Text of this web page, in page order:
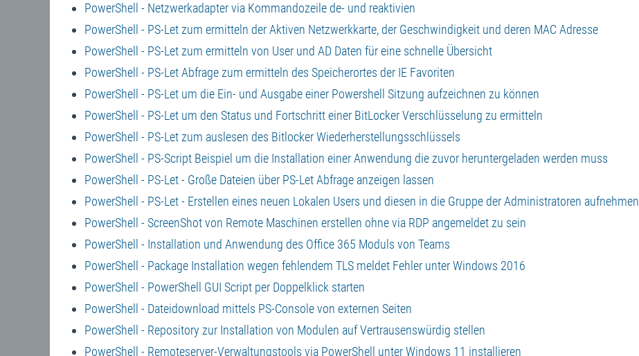
PowerShell - Netzwerkadapter via Kommandozeile de- und reaktivien
PowerShell - PS-Let zum ermitteln der Aktiven Netzwerkkarte, der Geschwindigkeit und deren MAC Adresse
PowerShell - PS-Let zum ermitteln von User und AD Daten für eine schnelle Übersicht
PowerShell - PS-Let Abfrage zum ermitteln des Speicherortes der IE Favoriten
PowerShell - PS-Let um die Ein- und Ausgabe einer Powershell Sitzung aufzeichnen zu können
PowerShell - PS-Let um den Status und Fortschritt einer BitLocker Verschlüsselung zu ermitteln
PowerShell - PS-Let zum auslesen des Bitlocker Wiederherstellungsschlüssels
PowerShell - PS-Script Beispiel um die Installation einer Anwendung die zuvor heruntergeladen werden muss
PowerShell - PS-Let - Große Dateien über PS-Let Abfrage anzeigen lassen
PowerShell - PS-Let - Erstellen eines neuen Lokalen Users und diesen in die Gruppe der Administratoren aufnehmen
PowerShell - ScreenShot von Remote Maschinen erstellen ohne via RDP angemeldet zu sein
PowerShell - Installation und Anwendung des Office 365 Moduls von Teams
PowerShell - Package Installation wegen fehlendem TLS meldet Fehler unter Windows 2016
PowerShell - PowerShell GUI Script per Doppelklick starten
PowerShell - Dateidownload mittels PS-Console von externen Seiten
PowerShell - Repository zur Installation von Modulen auf Vertrausenswürdig stellen
PowerShell - Remoteserver-Verwaltungstools via PowerShell unter Windows 11 installieren